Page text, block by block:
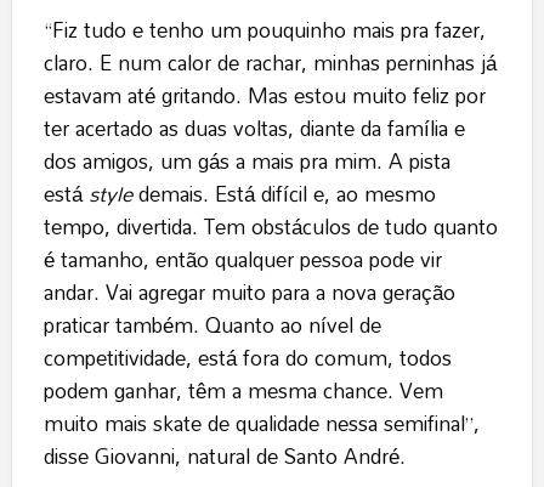
“Fiz tudo e tenho um pouquinho mais pra fazer,
claro. E num calor de rachar, minhas perninhas já
estavam até gritando. Mas estou muito feliz por
ter acertado as duas voltas, diante da família e
dos amigos, um gás a mais pra mim. A pista
estástyledemais. Está difícil e, ao mesmo
tempo, divertida. Tem obstáculos de tudo quanto
é tamanho, então qualquer pessoa pode vir
andar. Vai agregar muito para a nova geração
praticar também. Quanto ao nível de
competitividade, está fora do comum, todos
podem ganhar, têm a mesma chance. Vem
muito mais skate de qualidade nessa semifinal”,
disse Giovanni, natural de Santo André.